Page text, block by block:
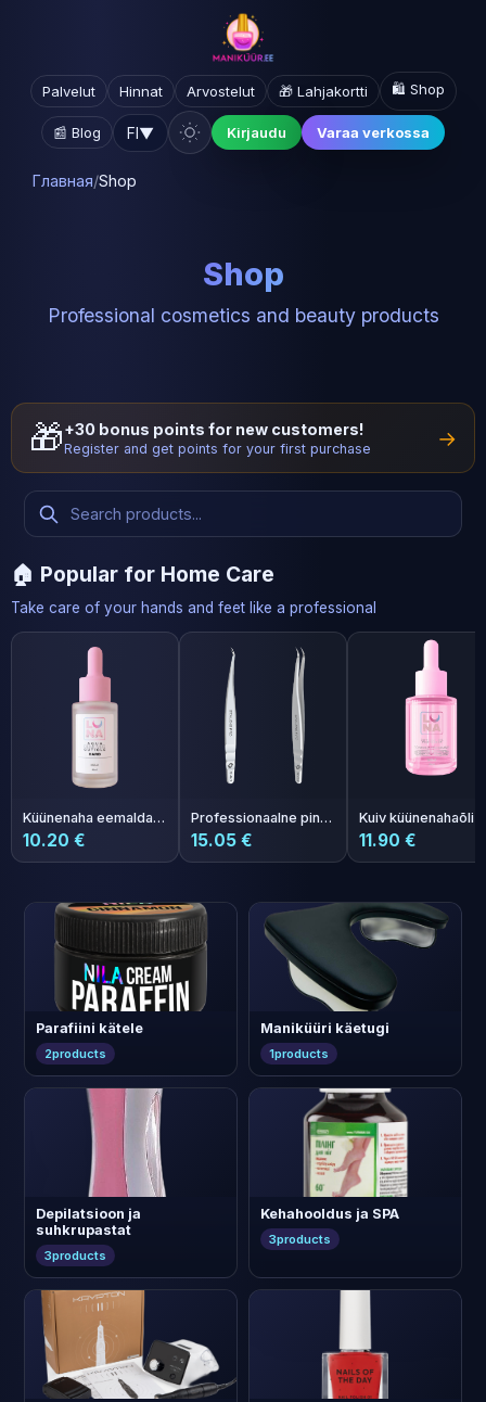
Palvelut Hinnat Arvostelut 🎁 Lahjakortti 🛍️ Shop
📰 Blog FI▼ Kirjaudu Varaa verkossa
Главная/Shop
Shop
Professional cosmetics and beauty products
🎁+30 bonus points for new customers!
Register and get points for your first purchase →
🏠 Popular for Home Care
Take care of your hands and feet like a professional
Küünenaha eemaldaja Remover Hard 40ml
10.20 €
Professionaalne pintset EXPERT 41 TYPE 3
15.05 € 11.90 €
Parafiini kätele
2products
Maniküüri käetugi
1products
Depilatsioon ja
suhkrupastat
3products
Kehahooldus ja SPA
3products